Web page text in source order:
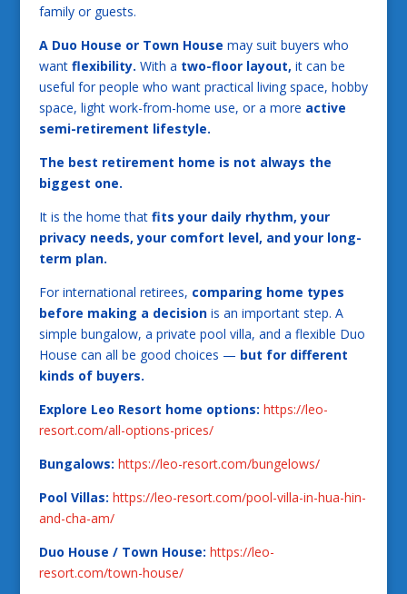
family or guests.
A Duo House or Town House may suit buyers who
want flexibility. With a two-floor layout, it can be
useful for people who want practical living space, hobby
space, light work-from-home use, or a more active
semi-retirement lifestyle.
The best retirement home is not always the
biggest one.
It is the home that fits your daily rhythm, your
privacy needs, your comfort level, and your long-
term plan.
For international retirees, comparing home types
before making a decisionis an important step. A
simple bungalow, a private pool villa, and a flexible Duo
House can all be good choices — but for different
kinds of buyers.
Explore Leo Resort home options: https://leo-
resort.com/all-options-prices/
Bungalows: https://leo-resort.com/bungelows/
Pool Villas: https://leo-resort.com/pool-villa-in-hua-hin-
and-cha-am/
Duo House / Town House: https://leo-
resort.com/town-house/